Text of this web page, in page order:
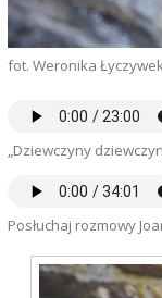
fot. Weronika
„Dziewczyny
Posłuchaj rozmowy